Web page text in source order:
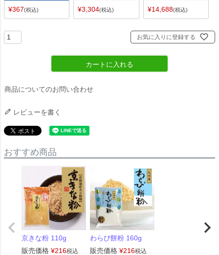
¥367 税込 ¥3,304 税込 ¥14,688 税込
お気に入りに登録する
カートに入れる
商品についてのお問い合わせ
レビューを書く
おすすめ商品
京きな粉 110g
販売価格 ¥216税込
わらび餅粉 160g
販売価格 ¥216税込